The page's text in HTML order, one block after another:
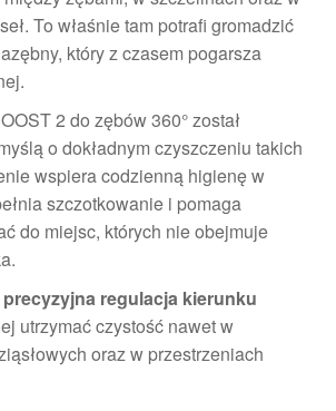
To właśnie tam potrafi gromadzić
który z czasem pogarsza
2 do zębów 360° został
o dokładnym czyszczeniu takich
wspiera codzienną higienę w
szczotkowanie i pomaga
do miejsc, których nie obejmuje
regulacja kierunku
utrzymać czystość nawet w
oraz w przestrzeniach